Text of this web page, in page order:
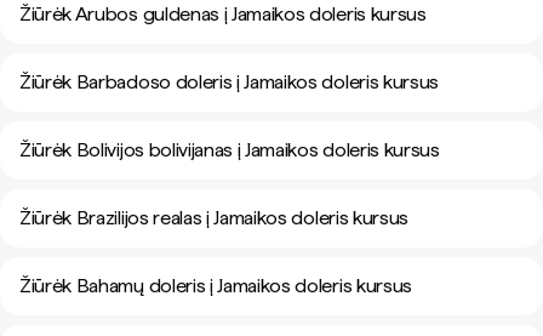
Žiūrėk Arubos guldenas į Jamaikos doleris kursus
Žiūrėk Barbadoso doleris į Jamaikos doleris kursus
Žiūrėk Bolivijos bolivijanas į Jamaikos doleris kursus
Žiūrėk Brazilijos realas į Jamaikos doleris kursus
Žiūrėk Bahamų doleris į Jamaikos doleris kursus